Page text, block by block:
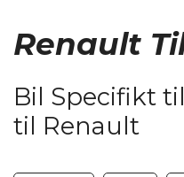
Renault
Bil Specifikt
til Renault